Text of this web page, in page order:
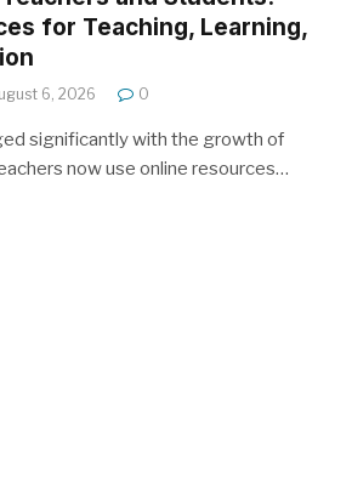
for Teaching, Learning,
6, 2026 0
significantly with the growth of
now use online resources…